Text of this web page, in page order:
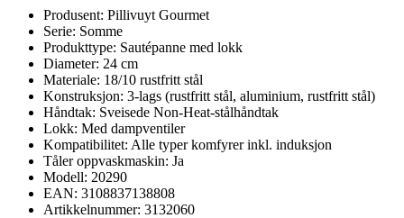
Produsent: Pillivuyt Gourmet
Serie: Somme
Produkttype: Sautépanne med lokk
Diameter: 24 cm
Materiale: 18/10 rustfritt stål
Konstruksjon: 3-lags (rustfritt stål, aluminium, rustfritt stål)
Håndtak: Sveisede Non-Heat-stålhåndtak
Lokk: Med dampventiler
Kompatibilitet: Alle typer komfyrer inkl. induksjon
Tåler oppvaskmaskin: Ja
Modell: 20290
EAN: 3108837138808
Artikkelnummer: 3132060